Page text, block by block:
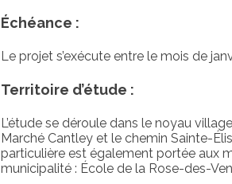
Échéance :
Le projet s’exécute entre le mois de
Territoire d’étude :
L’étude se déroule dans le noyau
Marché Cantley et le chemin Sainte-
particulière est également portée aux
municipalité : École de la Rose-des-